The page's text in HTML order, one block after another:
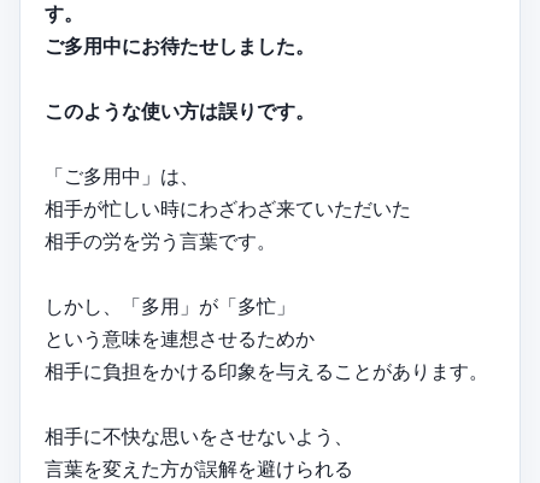
す。
ご多用中にお待たせしました。
このような使い方は誤りです。
「ご多用中」は、
相手が忙しい時にわざわざ来ていただいた
相手の労を労う言葉です。
しかし、「多用」が「多忙」
という意味を連想させるためか
相手に負担をかける印象を与えることがあります。
相手に不快な思いをさせないよう、
言葉を変えた方が誤解を避けられる